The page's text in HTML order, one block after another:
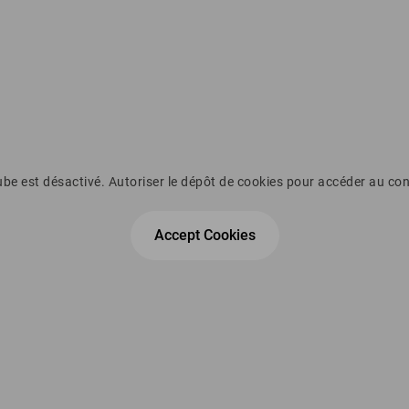
est désactivé. Autoriser le dépôt de cookies pour accéder au
Accept Cookies